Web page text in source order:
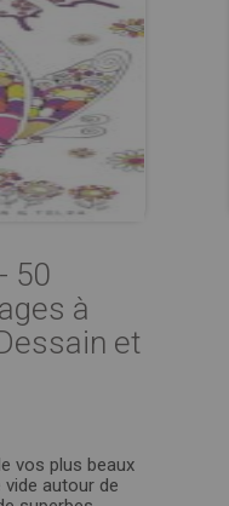
50
à
et
vos plus beaux
autour de